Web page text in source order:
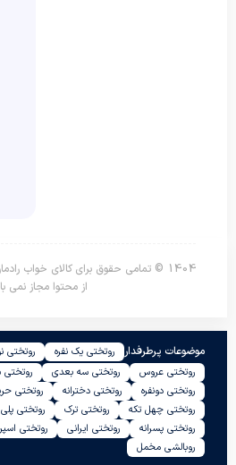
1404 © تمامی حقوق برای کالای خواب
از محتوا مجاز نمی
موضوعات پرطرفدار روتختی یک نفره روتختی
روتختی عروس
روتختی سه بعدی
روتختی دونفره
روتختی دخترانه روتختی
روتختی چهل تکه
روتختی ترک روتختی
روتختی پسرانه
روتختی ایرانی روتختی
روبالشی مخمل